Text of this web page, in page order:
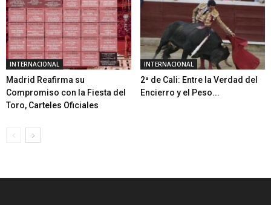
INTERNACIONAL
Madrid Reafirma su
Compromiso con la Fiesta del
Toro, Carteles Oficiales
INTERNACIONAL
2ª de Cali: Entre la Verdad del
Encierro y el Peso...